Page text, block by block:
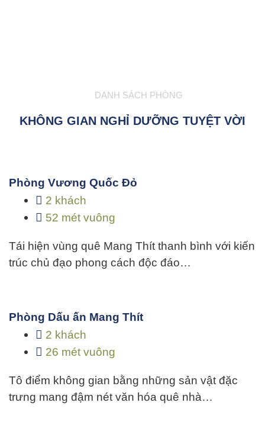
DANH SÁCH PHÒNG
KHÔNG GIAN NGHỈ DƯỠNG TUYỆT VỜI
Phòng Vương Quốc Đỏ
2 khách
52 mét vuông
Tái hiện vùng quê Mang Thít thanh bình với kiến
trúc chủ đạo phong cách độc đáo…
Phòng Dấu ấn Mang Thít
2 khách
26 mét vuông
Tô điểm không gian bằng những sản vật đặc
trưng mang đậm nét văn hóa quê nhà…